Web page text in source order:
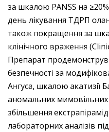
за шкалою PANSS на
день лікування ТДРП
також покращення за
клінічного враження
Препарат
безпечності за
Ангуса, шкалою акатизії
аномальних мимовільних
збільшення
лабораторних аналізів